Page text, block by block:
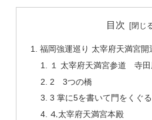
目次
福岡強運巡り 太宰府天満宮
１ 太宰府天満宮参道 寺田
2 3つの橋
3 掌に5を書いて門をくぐる
⒋太宰府天満宮本殿